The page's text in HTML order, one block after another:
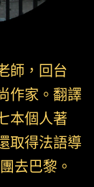
師，回台
作家。翻譯
本個人著
取得法語導
去巴黎。